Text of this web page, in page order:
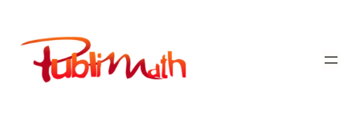
contenu
Publimath